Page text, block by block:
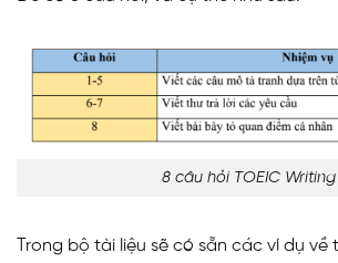
8 câu hỏi TOEIC Writing
Trong bộ tài liệu sẽ có sẵn các ví dụ